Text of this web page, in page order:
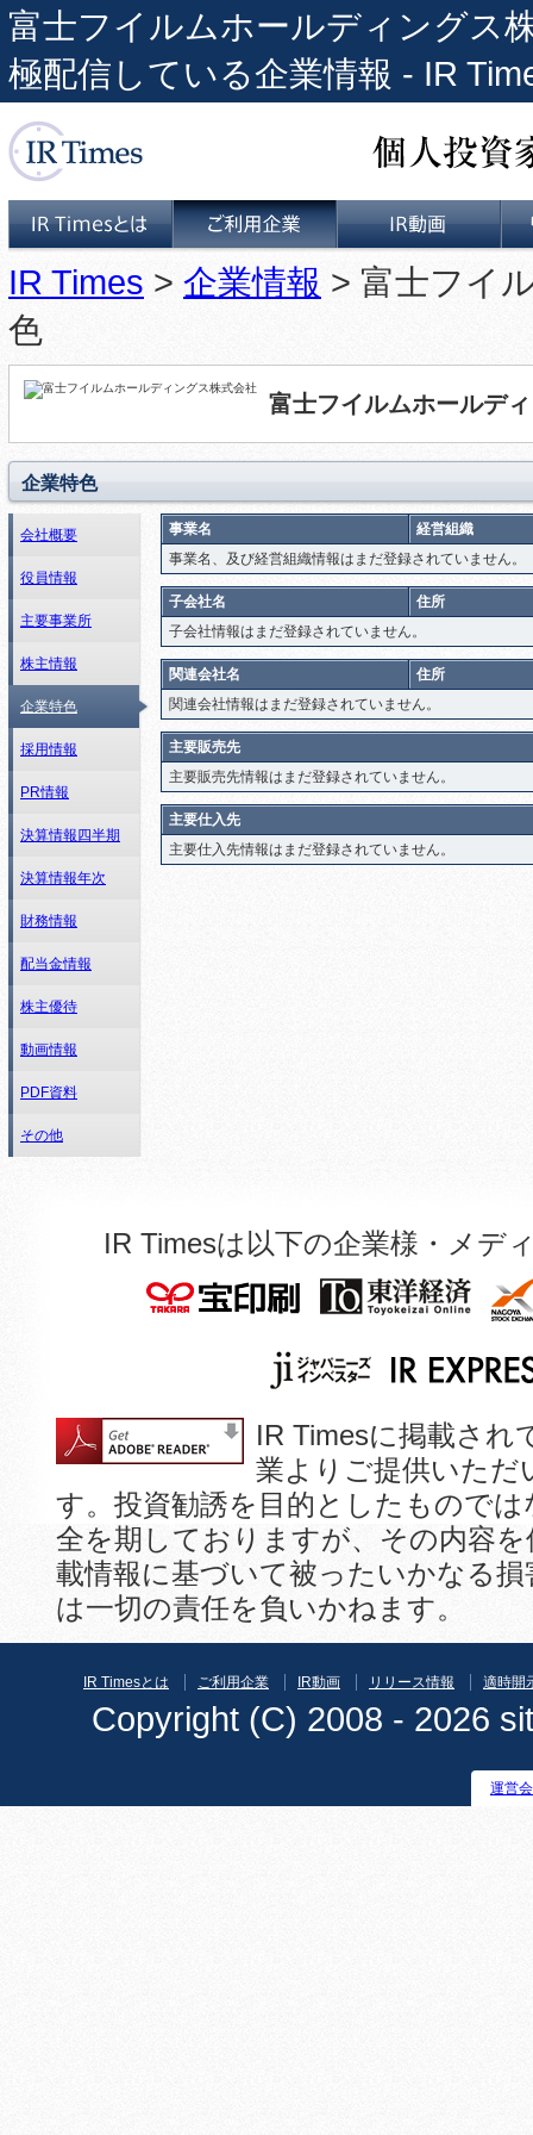
富士フイルムホールディングス
極配信している企業情報 - IR
IR Timesとは ご利用企業 IR動画
IR Times > 企業情報 > 富士フイ
色
富士フイルムホールデ
企業特色
会社概要
役員情報
主要事業所
株主情報
企業特色
採用情報
PR情報
決算情報四半期
決算情報年次
財務情報
配当金情報
株主優待
動画情報
PDF資料
その他
事業名
経営組織
事業名、及び経営組織情報はまだ登録されていません。
子会社名
住所
子会社情報はまだ登録されていません。
関連会社名
住所
関連会社情報はまだ登録されていません。
主要販売先
主要販売先情報はまだ登録されていません。
主要仕入先
主要仕入先情報はまだ登録されていません。
IR Timesは以下の企業様・メデ
IR Timesに掲載され
業よりご提供いただ
す。投資勧誘を目的としたもので
全を期しておりますが、その内容
載情報に基づいて被ったいかなる
は一切の責任を負いかねます。
IR Timesとは ご利用企業 IR動画 リリース情報 適時開
Copyright (C) 2008 - 2026
運営